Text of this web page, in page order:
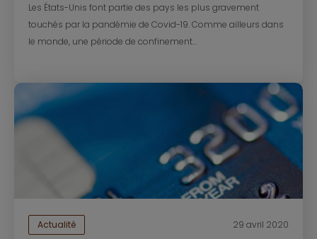
Les États-Unis font partie des pays les plus gravement
touchés par la pandémie de Covid-19. Comme ailleurs dans
le monde, une période de confinement...
Actualité 29 avril 2020